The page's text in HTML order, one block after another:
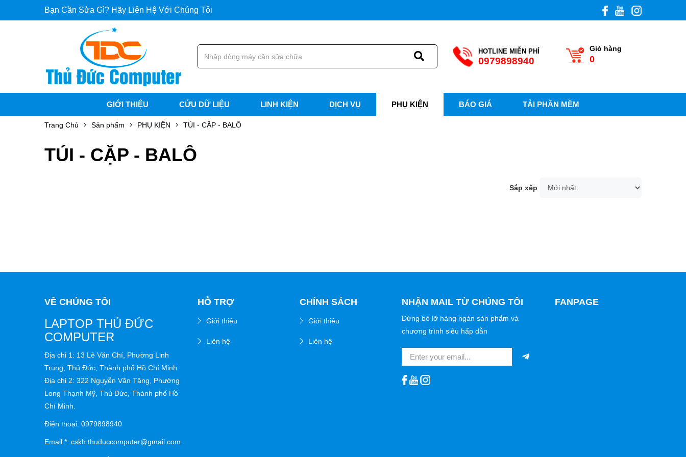
Bạn Cần Sửa Gì? Hãy Liên Hệ Với Chúng Tôi
Giỏ hàng
0
HOTLINE MIỄN PHÍ
0979898940
GIỚI THIỆU CỨU DỮ LIỆU LINH KIỆN DỊCH VỤ PHỤ KIỆN BÁO GIÁ TẢI PHẦN MỀM
Trang Chủ Sản phẩm PHỤ KIỆN TÚI - CẶP - BALÔ
TÚI - CẶP - BALÔ
Sắp xếp
VỀ CHÚNG TÔI
LAPTOP THỦ ĐỨC
COMPUTER
Địa chỉ 1: 13 Lê Văn Chí, Phường Linh
Trung, Thủ Đức, Thành phố Hồ Chí Minh
Địa chỉ 2: 322 Nguyễn Văn Tăng, Phường
Long Thạnh Mỹ, Thủ Đức, Thành phố Hồ
Chí Minh.
Điện thoại: 0979898940
Email *: cskh.thuduccomputer@gmail.com
HỖ TRỢ
Giới thiệu
Liên hệ
CHÍNH SÁCH
Giới thiệu
Liên hệ
NHẬN MAIL TỪ CHÚNG TÔI
Đừng bỏ lỡ hàng ngàn sản phẩm và
chương trình siêu hấp dẫn
FANPAGE